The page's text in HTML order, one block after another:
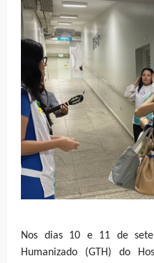
Nos dias 10 e 11 de
Humanizado (GTH) do